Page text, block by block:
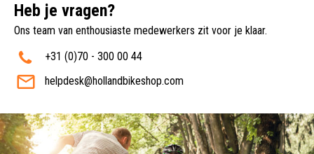
Heb je vragen?
Ons team van enthousiaste medewerkers zit voor je klaar.
+31 (0)70 - 300 00 44
helpdesk@hollandbikeshop.com